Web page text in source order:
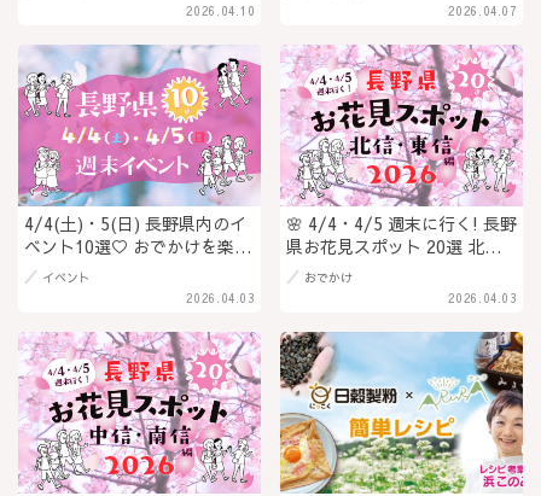
2026.04.10 2026.04.07
4/4(土)・5(日) 長野県内のイ
ベント10選♡ おでかけを楽し
もう！
2026.04.03
イベント
🌸 4/4・4/5 週末に行く! 長野
県お花見スポット 20選 北
信・東信編 2026
2026.04.03
おでかけ